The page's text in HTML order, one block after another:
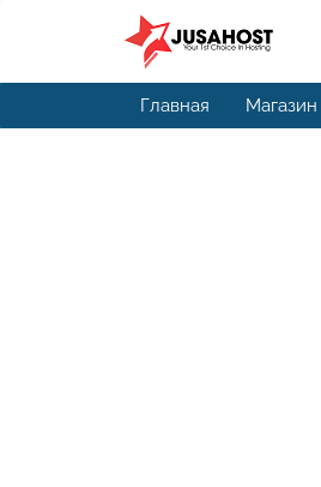
Главная Магазин